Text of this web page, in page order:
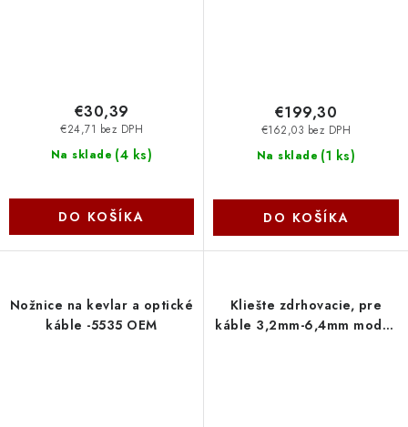
Na sklade (4 ks)
€24,71 bez DPH
€30,39
DO KOŠÍKA
Na sklade (1 ks)
€162,03 bez DPH
€199,30
DO KOŠÍKA
Nožnice na kevlar a optické
káble -5535 OEM
Kliešte zdrhovacie, pre
káble 3,2mm-6,4mm modré